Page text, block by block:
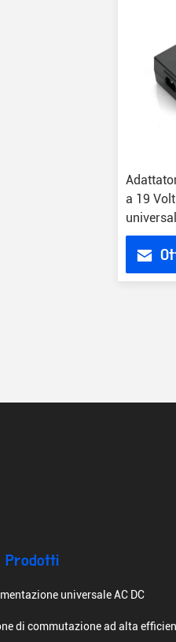
a 19
Prodotti
universale AC DC
di commutazione ad alta